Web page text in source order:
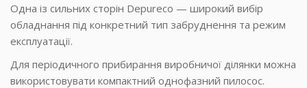
Одна із сильних сторін Depureco — широкий вибір
обладнання під конкретний тип забруднення та режим
експлуатації.
Для періодичного прибирання виробничої ділянки можна
використовувати компактний однофазний пилосос.